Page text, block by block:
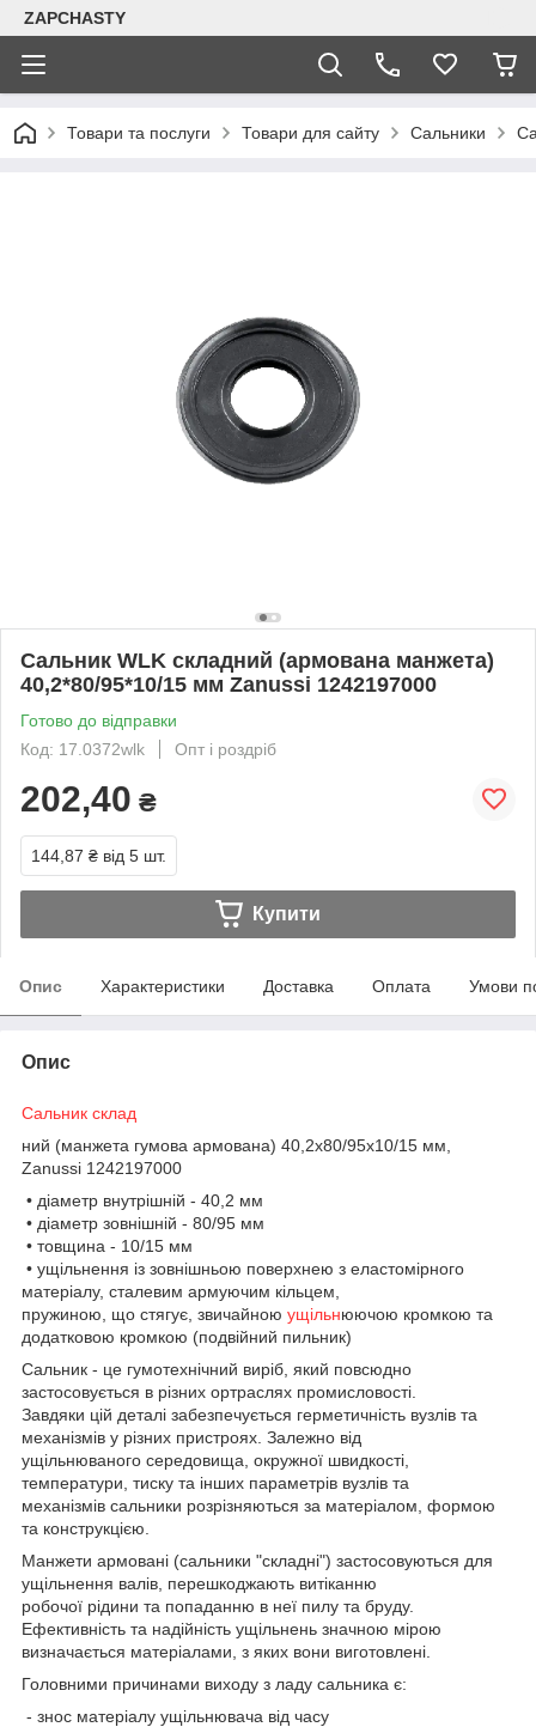
ZAPCHASTY
Товари та послуги Товари для сайту Сальники
Сальник WLK складний (армована манжета)
40,2*80/95*10/15 мм Zanussi 1242197000
Готово до відправки
Код: 17.0372wlk
Опт і роздріб
202,40 ₴
144,87 ₴ від 5 шт.
Купити
Опис Характеристики Доставка Оплата Умови
Опис
Сальник склад
ний (манжета гумова армована) 40,2x80/95x10/15 мм,
Zanussi 1242197000
• діаметр внутрішній - 40,2 мм
• діаметр зовнішній - 80/95 мм
• товщина - 10/15 мм
• ущільнення із зовнішньою поверхнею з еластомірного
матеріалу, сталевим армуючим кільцем,
пружиною, що стягує, звичайною ущільнюючою кромкою та
додатковою кромкою (подвійний пильник)
Сальник - це гумотехнічний виріб, який повсюдно
застосовується в різних ортраслях промисловості.
Завдяки цій деталі забезпечується герметичність вузлів та
механізмів у різних пристроях. Залежно від
ущільнюваного середовища, окружної швидкості,
температури, тиску та інших параметрів вузлів та
механізмів сальники розрізняються за матеріалом, формою
та конструкцією.
Манжети армовані (сальники "складні") застосовуються для
ущільнення валів, перешкоджають витіканню
робочої рідини та попаданню в неї пилу та бруду.
Ефективність та надійність ущільнень значною мірою
визначається матеріалами, з яких вони виготовлені.
Головними причинами виходу з ладу сальника є:
- знос матеріалу ущільнювача від часу